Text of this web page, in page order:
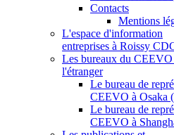
Contacts
Mentions
L'espace d'information
entreprises à Roissy
Les bureaux du CEEVO
l'étranger
Le bureau de
CEEVO à Osaka
Le bureau de
CEEVO à